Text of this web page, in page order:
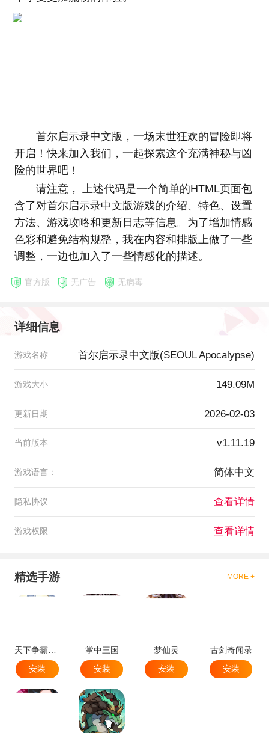
首尔启示录中文版，一场末世狂欢的冒险即将
开启！快来加入我们，一起探索这个充满神秘与凶
险的世界吧！
请注意， 上述代码是一个简单的HTML页面包
含了对首尔启示录中文版游戏的介绍、特色、设置
方法、游戏攻略和更新日志等信息。为了增加情感
色彩和避免结构规整，我在内容和排版上做了一些
调整，一边也加入了一些情感化的描述。
官方版 无广告 无病毒
详细信息
游戏名称 首尔启示录中文版(SEOUL Apocalypse)
游戏大小 149.09M
更新日期 2026-02-03
当前版本 v1.11.19
游戏语言： 简体中文
隐私协议 查看详情
游戏权限 查看详情
精选手游 MORE +
天下争霸三国志
安装
掌中三国
安装
梦仙灵
安装
古剑奇闻录
安装